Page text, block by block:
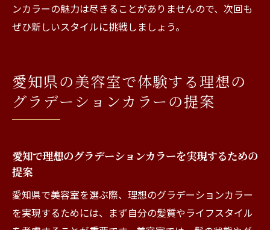
ンカラーの魅力は尽きることがありませんので、次回も
ぜひ新しいスタイルに挑戦しましょう。
愛知県の美容室で体験する理想の
グラデーションカラーの提案
愛知で理想のグラデーションカラーを実現するための
提案
愛知県で美容室を選ぶ際、理想のグラデーションカラー
を実現するためには、まず自分の髪質やライフスタイル